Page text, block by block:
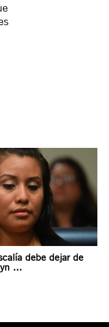
debe dejar de
...